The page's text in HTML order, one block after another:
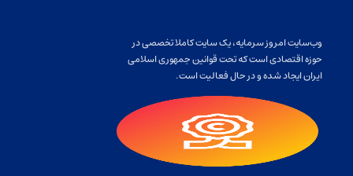
وب‌سایت امروز سرمایه، یک سایت کاملا تخصصی در
حوزه اقتصادی است که تحت قوانین جمهوری اسلامی
ایران ایجاد شده و در حال فعالیت است.